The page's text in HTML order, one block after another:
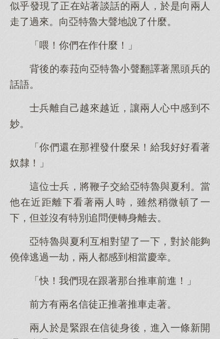
似乎發現了正在站著談話的兩人，於是向兩人
走了過來。向亞特魯大聲地說了什麼。
「喂！你們在作什麼！」
背後的泰菈向亞特魯小聲翻譯著黑頭兵的
話語。
士兵離自己越來越近，讓兩人心中感到不
妙。
「你們還在那裡發什麼呆！給我好好看著
奴隸！」
這位士兵，將鞭子交給亞特魯與夏利。當
他在近距離下看著兩人時，雖然稍微頓了一
下，但並沒有特別追問便轉身離去。
亞特魯與夏利互相對望了一下，對於能夠
僥倖逃過一劫，兩人都感到相當慶幸。
「快！我們現在跟著那台推車前進！」
前方有兩名信徒正推著推車走著。
兩人於是緊跟在信徒身後，進入一條新開